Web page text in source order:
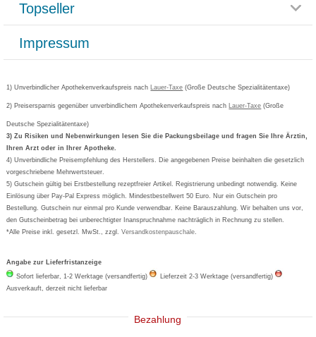
Datenschutz
AGB
Cookie-Einstellungen
Vertrag widerrufen
Paketlieferstatus
Versandkosten
Bestellschein ausfüllen
Newsletteranmeldung
Rezeptlieferung
Bonusprogramm
Gutschein und Rabatte
Kundenbewertung
Topseller
Grippostad
Bepanthen
Formoline
Wick
Eucerin
Basica
Impressum
1) Unverbindlicher Apothekenverkaufspreis nach Lauer-Taxe (Große Deutsche Spezialitätentaxe)
2) Preisersparnis gegenüber unverbindlichem Apothekenverkaufspreis nach Lauer-Taxe (Große
Deutsche Spezialitätentaxe)
3) Zu Risiken und Nebenwirkungen lesen Sie die Packungsbeilage und fragen Sie Ihre Ärztin,
Ihren Arzt oder in Ihrer Apotheke.
4) Unverbindliche Preisempfehlung des Herstellers. Die angegebenen Preise beinhalten die gesetzlich
vorgeschriebene Mehrwertsteuer.
5) Gutschein gültig bei Erstbestellung rezeptfreier Artikel. Registrierung unbedingt notwendig. Keine
Einlösung über Pay-Pal Express möglich. Mindestbestellwert 50 Euro. Nur ein Gutschein pro
Bestellung. Gutschein nur einmal pro Kunde verwendbar. Keine Barauszahlung. Wir behalten uns vor,
den Gutscheinbetrag bei unberechtigter Inanspruchnahme nachträglich in Rechnung zu stellen.
*Alle Preise inkl. gesetzl. MwSt., zzgl.Versandkostenpauschale.
Angabe zur Lieferfristanzeige
Sofort lieferbar, 1-2 Werktage (versandfertig)
Lieferzeit 2-3 Werktage (versandfertig)
Ausverkauft, derzeit nicht lieferbar
Bezahlung